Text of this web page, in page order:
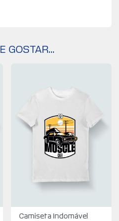
GOSTAR...
Camiseta Indomável